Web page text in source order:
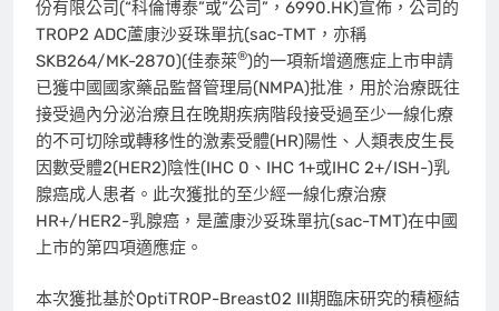
份有限公司(“科倫博泰”或”公司”，6990.HK)宣佈，公司的
TROP2 ADC蘆康沙妥珠單抗(sac-TMT，亦稱
SKB264/MK-2870)(佳泰萊®)的一項新增適應症上市申請
已獲中國國家藥品監督管理局(NMPA)批准，用於治療既往
接受過內分泌治療且在晚期疾病階段接受過至少一線化療
的不可切除或轉移性的激素受體(HR)陽性、人類表皮生長
因數受體2(HER2)陰性(IHC 0、IHC 1+或IHC 2+/ISH-)乳
腺癌成人患者。此次獲批的至少經一線化療治療
HR+/HER2-乳腺癌，是蘆康沙妥珠單抗(sac-TMT)在中國
上市的第四項適應症。
本次獲批基於OptiTROP-Breast02 III期臨床研究的積極結